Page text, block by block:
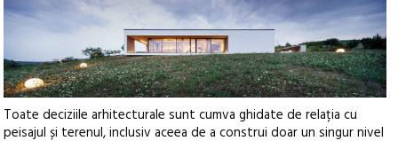
Toate deciziile arhitecturale sunt cumva ghidate de relația cu
peisajul și terenul, inclusiv aceea de a construi doar un singur nivel